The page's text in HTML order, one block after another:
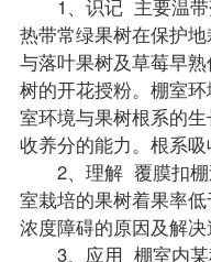
1、识记 主要温带
热带常绿果树在保护
与落叶果树及草莓早
树的开花授粉。棚室
室环境与果树根系的
收养分的能力。根系吸
2、理解 覆膜扣棚
室栽培的果树着果率
浓度障碍的原因及解决
3、应用 棚室内某